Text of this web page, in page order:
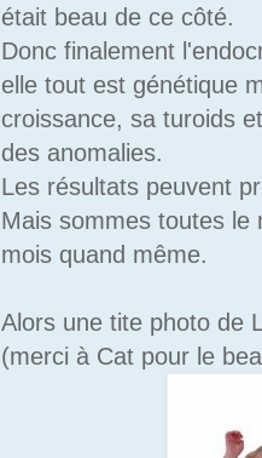
était beau de ce côté.
Donc finalement
elle tout est génétique
croissance, sa turoids
des anomalies.
Les résultats peuvent
Mais sommes toutes le
mois quand même.
Alors une tite photo de
(merci à Cat pour le